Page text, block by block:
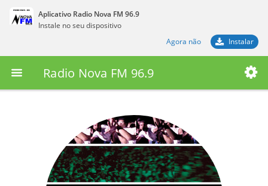
Aplicativo Radio Nova FM 96.9
Instale no seu dispositivo
Agora não
Instalar
Radio Nova FM 96.9